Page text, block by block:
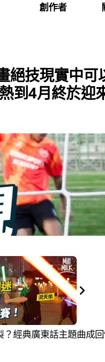
創作者
技現實中可
到4月終於迎
經典廣東話主題曲成